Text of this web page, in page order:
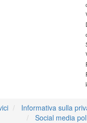
Informativa sulla
Social media